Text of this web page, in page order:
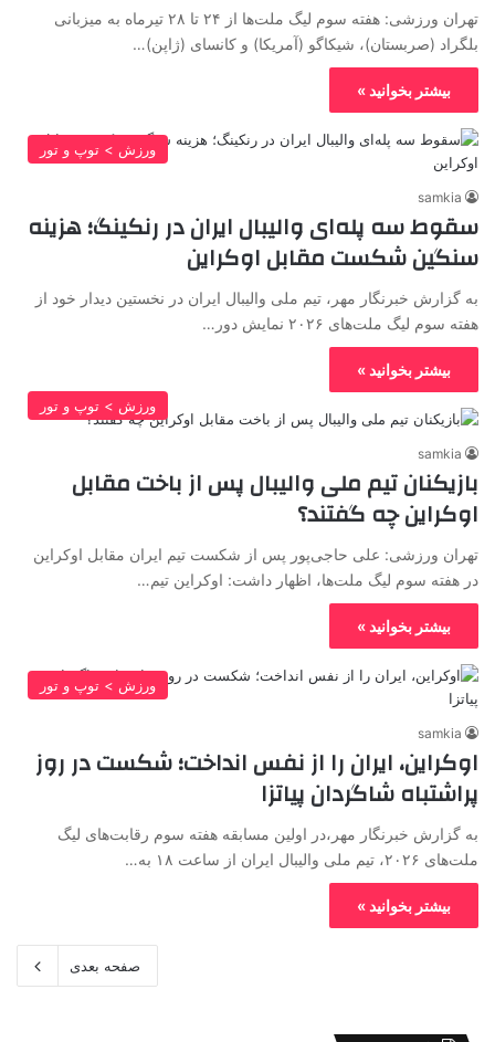
تهران ورزشی: هفته سوم لیگ ملت‌ها از ۲۴ تا ۲۸ تیرماه به میزبانی
بلگراد (صربستان)، شیکاگو (آمریکا) و کانسای (ژاپن)…
بیشتر بخوانید »
ورزش > توپ و تور
samkia
سقوط سه پله‌ای والیبال ایران در رنکینگ؛ هزینه
سنگین شکست مقابل اوکراین
به گزارش خبرنگار مهر، تیم ملی والیبال ایران در نخستین دیدار خود از
هفته سوم لیگ ملت‌های ۲۰۲۶ نمایش دور…
بیشتر بخوانید »
ورزش > توپ و تور
samkia
بازیکنان تیم ملی والیبال پس از باخت مقابل
اوکراین چه گفتند؟
تهران ورزشی: علی حاجی‌پور پس از شکست تیم ایران مقابل اوکراین
در هفته سوم لیگ ملت‌ها، اظهار داشت: اوکراین تیم…
بیشتر بخوانید »
ورزش > توپ و تور
samkia
اوکراین، ایران را از نفس انداخت؛ شکست در روز
پراشتباه شاگردان پیاتزا
به گزارش خبرنگار مهر،در اولین مسابقه هفته سوم رقابت‌های لیگ
ملت‌های ۲۰۲۶، تیم ملی والیبال ایران از ساعت ۱۸ به…
بیشتر بخوانید »
صفحه بعدی